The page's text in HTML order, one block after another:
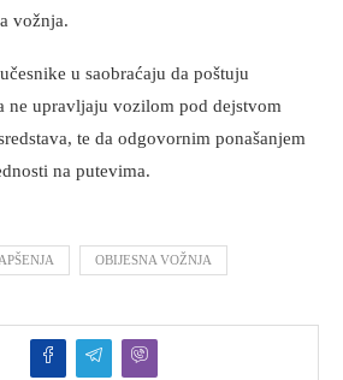
vožnja.
u saobraćaju da poštuju
ne upravljaju vozilom pod dejstvom
te da odgovornim ponašanjem
na putevima.
OBIJESNA VOŽNJA